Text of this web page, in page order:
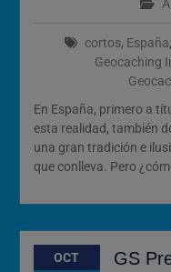
cortos, España,
Geocaching
En España, primero a
esta realidad, también
una gran tradición e
que conlleva. Pero
OCT GS